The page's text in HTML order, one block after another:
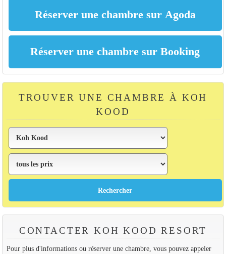
TROUVER UNE CHAMBRE À KOH
KOOD
CONTACTER KOH KOOD RESORT
Pour plus d'informations ou réserver une chambre, vous pouvez appeler